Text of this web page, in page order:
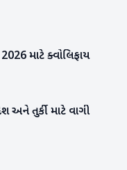
માટે ક્વોલિફાય
અને તુર્કી માટે વાગી